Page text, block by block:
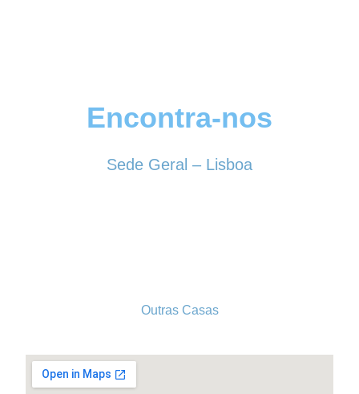
Encontra-nos
Sede Geral – Lisboa
Outras Casas